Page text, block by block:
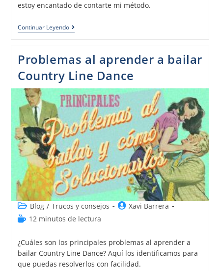
estoy encantado de contarte mi método.
Continuar Leyendo
Problemas al aprender a bailar
Country Line Dance
Blog / Trucos y consejos
Xavi Barrera
12 minutos de lectura
¿Cuáles son los principales problemas al aprender a
bailar Country Line Dance? Aquí los identificamos para
que puedas resolverlos con facilidad.